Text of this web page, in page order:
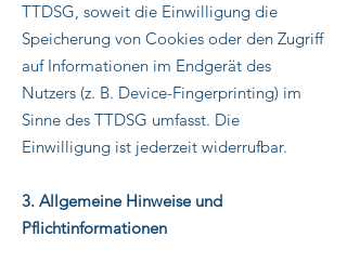
TTDSG, soweit die Einwilligung die
Speicherung von Cookies oder den Zugriff
auf Informationen im Endgerät des
Nutzers (z. B. Device-Fingerprinting) im
Sinne des TTDSG umfasst. Die
Einwilligung ist jederzeit widerrufbar.
3. Allgemeine Hinweise und
Pflichtinformationen